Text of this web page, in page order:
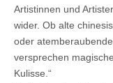
Artistinnen und
wider. Ob alte
oder
versprechen
Kulisse.“